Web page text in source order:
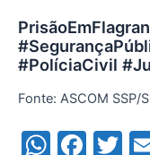
#PolíciaCivil
Fonte: ASCOM SSP/
W F T